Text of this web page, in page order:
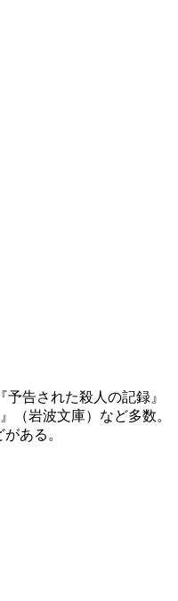
告された殺人の記録』
（岩波文庫）など多数。
ある。